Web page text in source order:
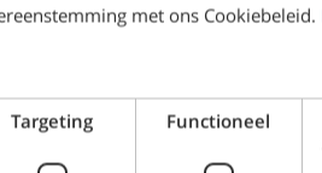
2026
met ons Cookiebeleid.
Targeting Functioneel